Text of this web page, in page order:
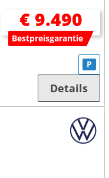
€ 9.490
Bestpreisgarantie
P
Details